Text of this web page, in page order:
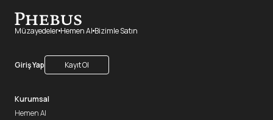
Müzayedeler Hemen Al Bizimle Satın
Giriş Yap Kayıt Ol
Kurumsal
Hemen Al